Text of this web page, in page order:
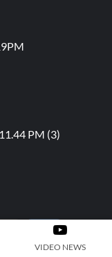
SnapchatTumblr
VIDEO NEWS